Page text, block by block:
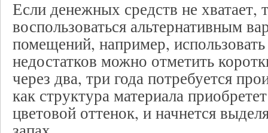
Если денежных средств не хватает,
воспользоваться альтернативным
помещений, например,
недостатков можно отметить
через два, три года потребуется
как структура материала
цветовой оттенок, и начнется